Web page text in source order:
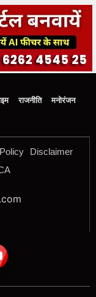
राजनीति
मनोरंजन
Disclaimer